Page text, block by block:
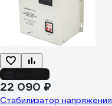
22 090 ₽
Стабилизатор напряжения